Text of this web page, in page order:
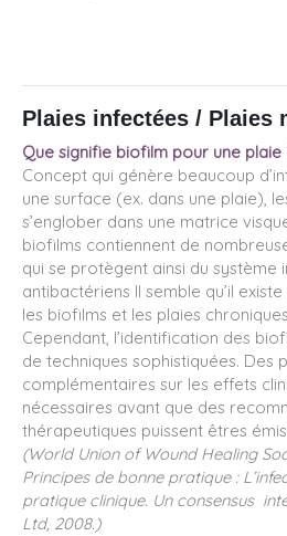
Plaies infectées / Plaies
Que signifie biofilm pour une plaie
Concept qui génère beaucoup
une surface (ex. dans une plaie),
s’englober dans une matrice
biofilms contiennent de
qui se protègent ainsi du système
antibactériens Il semble qu’il
les biofilms et les plaies
Cependant, l’identification des
de techniques sophistiquées. Des
complémentaires sur les effets
nécessaires avant que des
thérapeutiques puissent êtres
(World Union of Wound Healing
Principes de bonne pratique :
pratique clinique. Un consensus
Ltd, 2008.)